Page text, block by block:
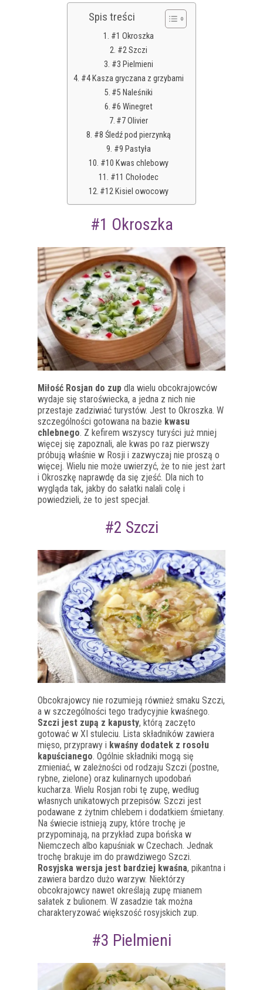
Spis treści
#1 Okroszka
#2 Szczi
#3 Pielmieni
#4 Kasza gryczana z grzybami
#5 Naleśniki
#6 Winegret
#7 Olivier
#8 Śledź pod pierzynką
#9 Pastyła
#10 Kwas chlebowy
#11 Chołodec
#12 Kisiel owocowy
#1 Okroszka
Miłość Rosjan do zup dla wielu obcokrajowców
wydaje się staroświecka, a jedna z nich nie
przestaje zadziwiać turystów. Jest to Okroszka. W
szczególności gotowana na bazie kwasu
chlebnego. Z kefirem wszyscy turyści już mniej
więcej się zapoznali, ale kwas po raz pierwszy
próbują właśnie w Rosji i zazwyczaj nie proszą o
więcej. Wielu nie może uwierzyć, że to nie jest żart
i Okroszkę naprawdę da się zjeść. Dla nich to
wygląda tak, jakby do sałatki nalali colę i
powiedzieli, że to jest specjał.
#2 Szczi
Obcokrajowcy nie rozumieją również smaku Szczi,
a w szczególności tego tradycyjnie kwaśnego.
Szczi jest zupą z kapusty, którą zaczęto
gotować w XI stuleciu. Lista składników zawiera
mięso, przyprawy i kwaśny dodatek z rosołu
kapuścianego. Ogólnie składniki mogą się
zmieniać, w zależności od rodzaju Szczi (postne,
rybne, zielone) oraz kulinarnych upodobań
kucharza. Wielu Rosjan robi tę zupę, według
własnych unikatowych przepisów. Szczi jest
podawane z żytnim chlebem i dodatkiem śmietany.
Na świecie istnieją zupy, które trochę je
przypominają, na przykład zupa bońska w
Niemczech albo kapuśniak w Czechach. Jednak
trochę brakuje im do prawdziwego Szczi.
Rosyjska wersja jest bardziej kwaśna, pikantna i
zawiera bardzo dużo warzyw. Niektórzy
obcokrajowcy nawet określają zupę mianem
sałatek z bulionem. W zasadzie tak można
charakteryzować większość rosyjskich zup.
#3 Pielmieni